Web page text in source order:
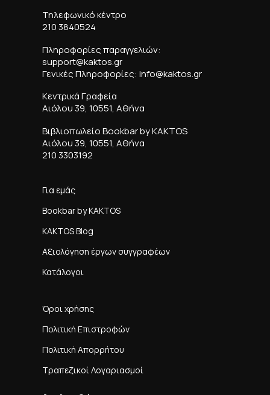
Τηλεφωνικό κέντρο
210 3840524
Πληροφορίες παραγγελιών:
support@kaktos.gr
Γενικές Πληροφορίες: info@kaktos.gr
Κεντρικά Γραφεία
Αιόλου 39, 10551, Αθήνα
Βιβλιοπωλείο Bookbar by KAKTOS
Αιόλου 39, 10551, Αθήνα
210 3303192
Για εμάς
Bookbar by KAKTOS
KAKTOS Blog
Αξιολόγηση έργων συγγραφέων
Κατάλογοι
Όροι χρήσης
Πολιτική Επιστροφών
Πολιτική Απορρήτου
Τραπεζικοί Λογαριασμοί